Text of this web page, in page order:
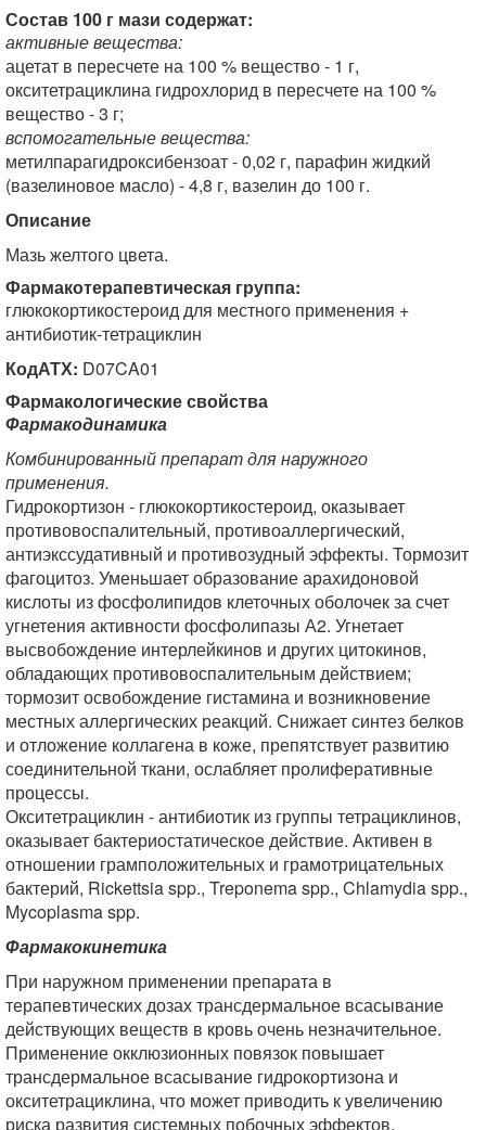
Состав 100 г мази содержат:
активные вещества:
ацетат в пересчете на 100 % вещество - 1 г,
окситетрациклина гидрохлорид в пересчете на 100 %
вещество - 3 г;
вспомогательные вещества:
метилпарагидроксибензоат - 0,02 г, парафин жидкий
(вазелиновое масло) - 4,8 г, вазелин до 100 г.
Описание
Мазь желтого цвета.
Фармакотерапевтическая группа:
глюкокортикостероид для местного применения +
антибиотик-тетрациклин
КодАТХ: D07CA01
Фармакологические свойства
Фармакодинамика
Комбинированный препарат для наружного
применения.
Гидрокортизон - глюкокортикостероид, оказывает
противовоспалительный, противоаллергический,
антиэкссудативный и противозудный эффекты. Тормозит
фагоцитоз. Уменьшает образование арахидоновой
кислоты из фосфолипидов клеточных оболочек за счет
угнетения активности фосфолипазы А2. Угнетает
высвобождение интерлейкинов и других цитокинов,
обладающих противовоспалительным действием;
тормозит освобождение гистамина и возникновение
местных аллергических реакций. Снижает синтез белков
и отложение коллагена в коже, препятствует развитию
соединительной ткани, ослабляет пролиферативные
процессы.
Окситетрациклин - антибиотик из группы тетрациклинов,
оказывает бактериостатическое действие. Активен в
отношении грамположительных и грамотрицательных
бактерий, Rickettsia spp., Treponema spp., Chlamydia spp.,
Mycoplasma spp.
Фармакокинетика
При наружном применении препарата в
терапевтических дозах трансдермальное всасывание
действующих веществ в кровь очень незначительное.
Применение окклюзионных повязок повышает
трансдермальное всасывание гидрокортизона и
окситетрациклина, что может приводить к увеличению
риска развития системных побочных эффектов.